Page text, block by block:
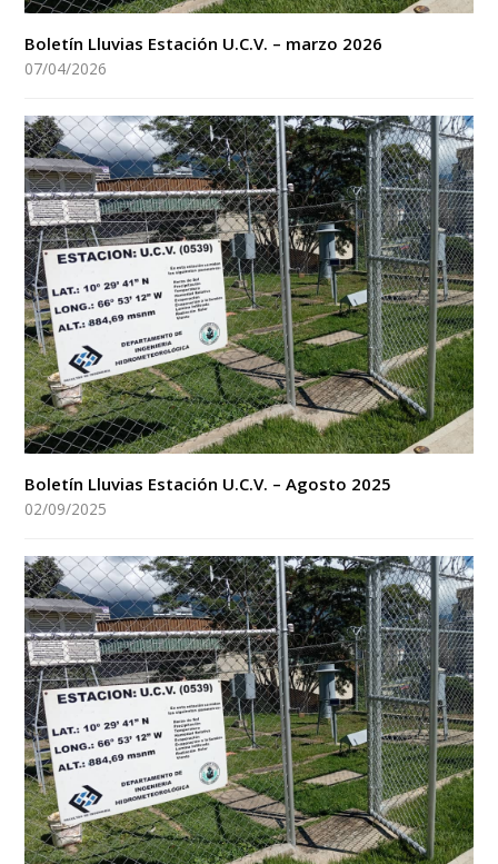
Boletín Lluvias Estación U.C.V. – marzo 2026
07/04/2026
Boletín Lluvias Estación U.C.V. – Agosto 2025
02/09/2025